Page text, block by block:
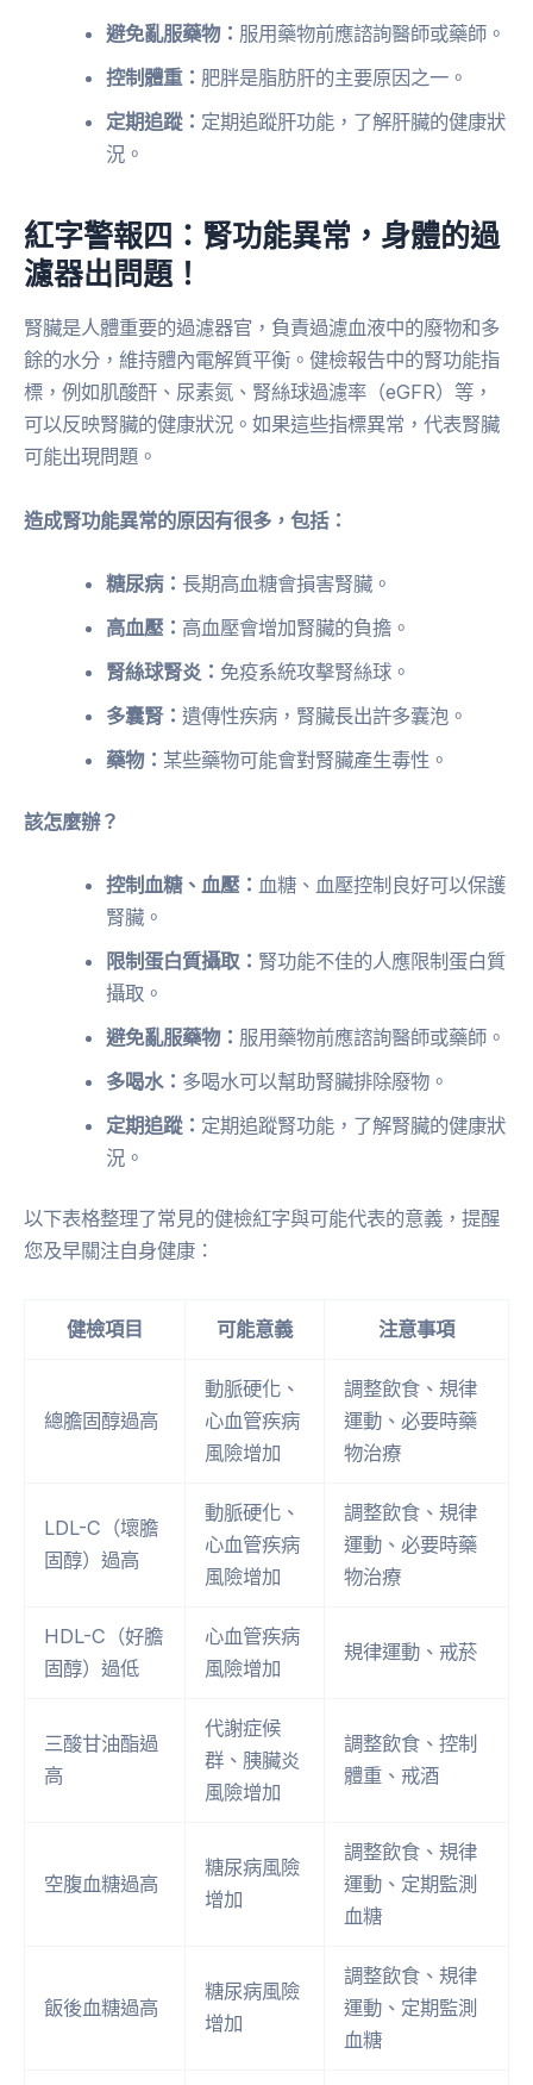
避免亂服藥物： 服用藥物前應諮詢醫師或藥師。
控制體重： 肥胖是脂肪肝的主要原因之一。
定期追蹤： 定期追蹤肝功能，了解肝臟的健康狀
況。
紅字警報四：腎功能異常，身體的過
濾器出問題！
腎臟是人體重要的過濾器官，負責過濾血液中的廢物和多
餘的水分，維持體內電解質平衡。健檢報告中的腎功能指
標，例如肌酸酐、尿素氮、腎絲球過濾率（eGFR）等，
可以反映腎臟的健康狀況。如果這些指標異常，代表腎臟
可能出現問題。
造成腎功能異常的原因有很多，包括：
糖尿病： 長期高血糖會損害腎臟。
高血壓： 高血壓會增加腎臟的負擔。
腎絲球腎炎： 免疫系統攻擊腎絲球。
多囊腎：遺傳性疾病，腎臟長出許多囊泡。
藥物： 某些藥物可能會對腎臟產生毒性。
該怎麼辦？
控制血糖、血壓： 血糖、血壓控制良好可以保護
腎臟。
限制蛋白質攝取： 腎功能不佳的人應限制蛋白質
攝取。
避免亂服藥物： 服用藥物前應諮詢醫師或藥師。
多喝水： 多喝水可以幫助腎臟排除廢物。
定期追蹤： 定期追蹤腎功能，了解腎臟的健康狀
況。
以下表格整理了常見的健檢紅字與可能代表的意義，提醒
您及早關注自身健康：
健檢項目 可能意義 注意事項
總膽固醇過高
動脈硬化、
心血管疾病
風險增加
調整飲食、規律
運動、必要時藥
物治療
LDL-C（壞膽
固醇）過高
動脈硬化、
心血管疾病
風險增加
調整飲食、規律
運動、必要時藥
物治療
HDL-C（好膽
固醇）過低
心血管疾病
風險增加
規律運動、戒菸
三酸甘油酯過
高
代謝症候
群、胰臟炎
風險增加
調整飲食、控制
體重、戒酒
空腹血糖過高
糖尿病風險
增加
調整飲食、規律
運動、定期監測
血糖
飯後血糖過高
糖尿病風險
增加
調整飲食、規律
運動、定期監測
血糖